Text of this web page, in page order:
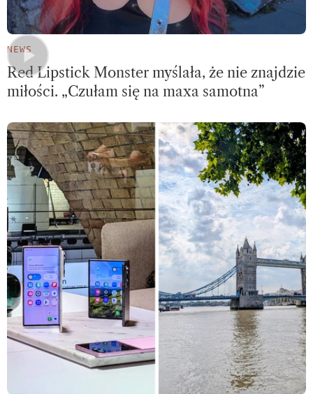
NEWS
Red Lipstick Monster myślała, że nie znajdzie
miłości. „Czułam się na maxa samotna”